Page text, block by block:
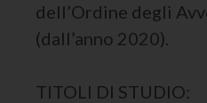
dell’Ordine degli
(dall’anno 2020).
TITOLI DI STUDIO: